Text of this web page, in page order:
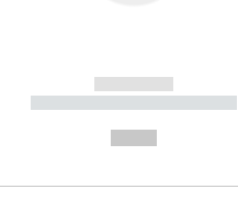
------------
----------- ----------- --------